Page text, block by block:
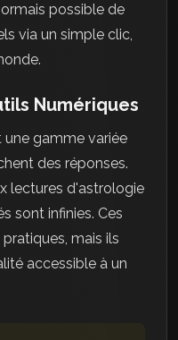
possible de
via un simple clic,
Numériques
une gamme variée
des réponses.
lectures d'astrologie
sont infinies. Ces
mais ils
accessible à un